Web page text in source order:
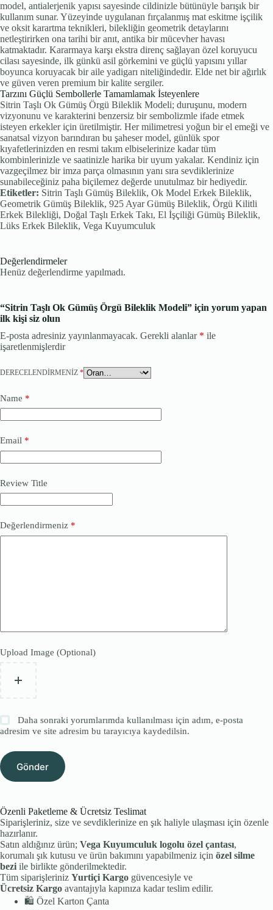
model, antialerjenik yapısı sayesinde cildinizle bütünüyle barışık bir
kullanım sunar. Yüzeyinde uygulanan fırçalanmış mat eskitme işçilik
ve oksit karartma teknikleri, bilekliğin geometrik detaylarını
netleştirirken ona tarihi bir anıt, antika bir mücevher havası
katmaktadır. Kararmaya karşı ekstra direnç sağlayan özel koruyucu
cilası sayesinde, ilk günkü asil görkemini ve güçlü yapısını yıllar
boyunca koruyacak bir aile yadigarı niteliğindedir. Elde net bir ağırlık
ve güven veren premium bir kalite sergiler.
Tarzını Güçlü Sembollerle Tamamlamak İsteyenlere
Sitrin Taşlı Ok Gümüş Örgü Bileklik Modeli; duruşunu, modern
vizyonunu ve karakterini benzersiz bir sembolizmle ifade etmek
isteyen erkekler için üretilmiştir. Her milimetresi yoğun bir el emeği ve
sanatsal vizyon barındıran bu şaheser model, günlük spor
kıyafetlerinizden en resmi takım elbiselerinize kadar tüm
kombinlerinizle ve saatinizle harika bir uyum yakalar. Kendiniz için
vazgeçilmez bir imza parça olmasının yanı sıra sevdiklerinize
sunabileceğiniz paha biçilemez değerde unutulmaz bir hediyedir.
Etiketler: Sitrin Taşlı Gümüş Bileklik, Ok Model Erkek Bileklik,
Geometrik Gümüş Bileklik, 925 Ayar Gümüş Bileklik, Örgü Kilitli
Erkek Bilekliği, Doğal Taşlı Erkek Takı, El İşçiliği Gümüş Bileklik,
Lüks Erkek Bileklik, Vega Kuyumculuk
Değerlendirmeler
Henüz değerlendirme yapılmadı.
“Sitrin Taşlı Ok Gümüş Örgü Bileklik Modeli” için yorum yapan
ilk kişi siz olun
E-posta adresiniz yayınlanmayacak. Gerekli alanlar * ile
işaretlenmişlerdir
DERECELENDIRMENIZ *
Name *
Email *
Review Title
Değerlendirmeniz *
Upload Image (Optional)
Daha sonraki yorumlarımda kullanılması için adım, e-posta
adresim ve site adresim bu tarayıcıya kaydedilsin.
Gönder
Özenli Paketleme & Ücretsiz Teslimat
Siparişleriniz, size ve sevdiklerinize en şık haliyle ulaşması için özenle
hazırlanır.
Satın aldığınız ürün; Vega Kuyumculuk logolu özel çantası,
korumalı şık kutusu ve ürün bakımını yapabilmeniz için özel silme
bezi ile birlikte gönderilmektedir.
Tüm siparişleriniz Yurtiçi Kargo güvencesiyle ve
Ücretsiz Kargo avantajıyla kapınıza kadar teslim edilir.
🛍️ Özel Karton Çanta